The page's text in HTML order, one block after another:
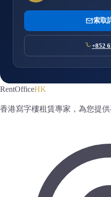
索取
+852
RentOfficeHK
香港寫字樓租賃專家，為您提供